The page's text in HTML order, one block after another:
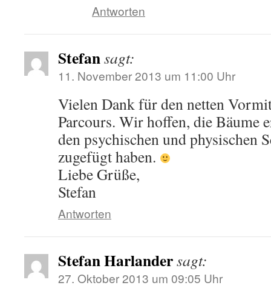
Antworten
Stefansagt:
11. November 2013 um 11:00 Uhr
Vielen Dank für den netten
Parcours. Wir hoffen, die Bäume
den psychischen und physischen
zugefügt haben.
Liebe Grüße,
Stefan
Antworten
Stefan Harlandersagt:
27. Oktober 2013 um 09:05 Uhr